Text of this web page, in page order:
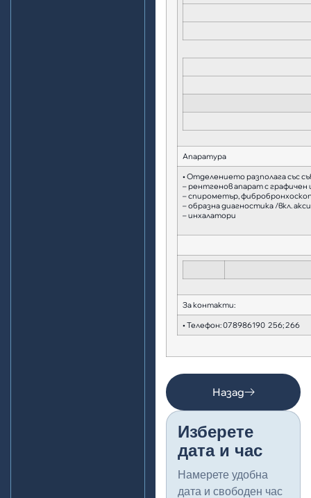
Aпаратура
• Отделението разполага със
– рентгенов апарат с графичен
– спирометър,
– образна диагностика /вкл.
– инхалатори
За контакти:
• Телефон: 078986190 256; 266
Назад
Изберете
дата и час
Намерете удобна
дата и свободен час